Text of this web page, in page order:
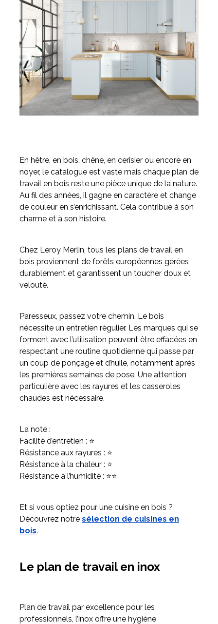
En hêtre, en bois, chêne, en cerisier ou encore en
noyer, le catalogue est vaste mais chaque plan de
travail en bois reste une pièce unique de la nature.
Au fil des années, il gagne en caractère et change
de couleur en s’enrichissant. Cela contribue à son
charme et à son histoire.
Chez Leroy Merlin, tous les plans de travail en
bois proviennent de forêts européennes gérées
durablement et garantissent un toucher doux et
velouté.
Paresseux, passez votre chemin. Le bois
nécessite un entretien régulier. Les marques qui se
forment avec l’utilisation peuvent être effacées en
respectant une routine quotidienne qui passe par
un coup de ponçage et d’huile, notamment après
les premières semaines de pose. Une attention
particulière avec les rayures et les casseroles
chaudes est nécessaire.
La note :
Facilité d’entretien : ⭐
Résistance aux rayures : ⭐
Résistance à la chaleur : ⭐
Résistance à l’humidité : ⭐⭐
Et si vous optiez pour une cuisine en bois ?
Découvrez notre sélection de cuisines en
bois.
Le plan de travail en inox
Plan de travail par excellence pour les
professionnels, l’inox offre une hygiène